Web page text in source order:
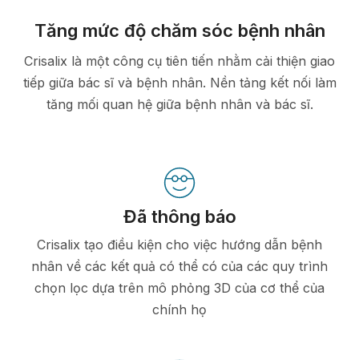
Tăng mức độ chăm sóc bệnh nhân
Crisalix là một công cụ tiên tiến nhằm cải thiện giao
tiếp giữa bác sĩ và bệnh nhân. Nền tảng kết nối làm
tăng mối quan hệ giữa bệnh nhân và bác sĩ.
Đã thông báo
Crisalix tạo điều kiện cho việc hướng dẫn bệnh
nhân về các kết quả có thể có của các quy trình
chọn lọc dựa trên mô phỏng 3D của cơ thể của
chính họ